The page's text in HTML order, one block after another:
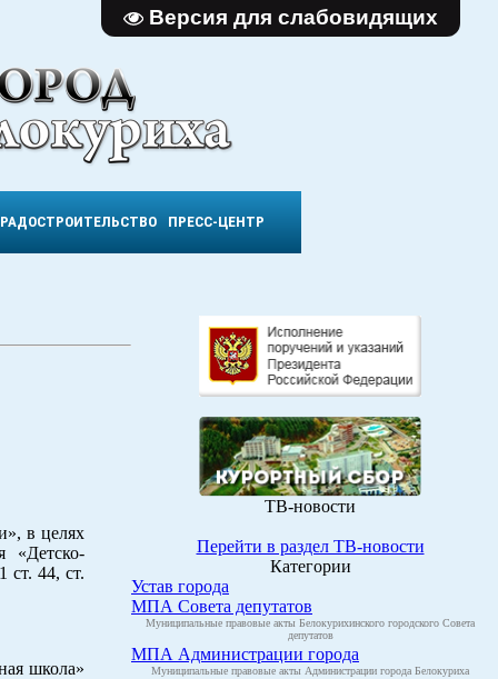
Версия для слабовидящих
ПРЕСС-ЦЕНТР
в целях
«Детско-
ст. 44, ст.
школа»
ТВ-новости
Перейти в раздел ТВ-новости
Категории
Устав города
МПА Совета депутатов
Муниципальные правовые акты Белокурихинского городского Совета
депутатов
МПА Администрации города
Муниципальные правовые акты Администрации города Белокуриха